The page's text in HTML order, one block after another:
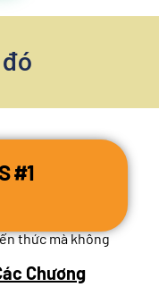
#1
thức mà không
Chương